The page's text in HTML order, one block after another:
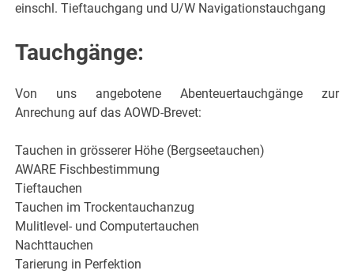
einschl. Tieftauchgang und U/W Navigationstauchgang
Tauchgänge:
Von uns angebotene Abenteuertauchgänge zur
Anrechung auf das AOWD-Brevet:
Tauchen in grösserer Höhe (Bergseetauchen)
AWARE Fischbestimmung
Tieftauchen
Tauchen im Trockentauchanzug
Mulitlevel- und Computertauchen
Nachttauchen
Tarierung in Perfektion